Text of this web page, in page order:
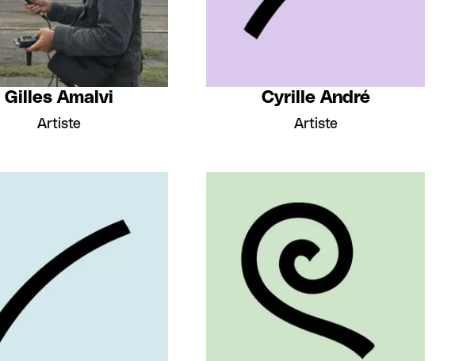
Gilles Amalvi
Artiste
Cyrille André
Artiste